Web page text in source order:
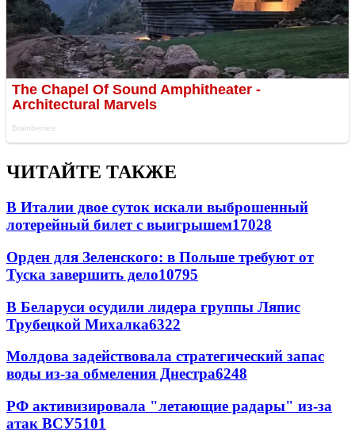
ЧИТАЙТЕ ТАКЖЕ
В Италии двое суток искали выброшенный
лотерейный билет с выигрышем17028
Орден для Зеленского: в Польше требуют от
Туска завершить дело10795
В Беларуси осудили лидера группы Ляпис
Трубецкой Михалка6322
Молдова задействовала стратегический запас
воды из-за обмеления Днестра6248
РФ активизировала "летающие радары" из-за
атак ВСУ5101